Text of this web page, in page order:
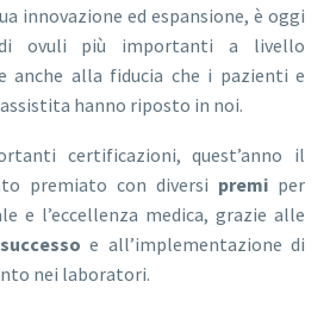
innovazione ed espansione, è oggi
ovuli più importanti a livello
anche alla fiducia che i pazienti e
hanno riposto in noi.
certificazioni, quest’anno il
premiato con diversi premi per
e l’eccellenza medica, grazie alle
e all’implementazione di
nei laboratori.